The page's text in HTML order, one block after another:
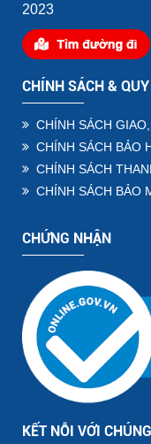
2023
CHÍNH SÁCH &
CHÍNH SÁCH
CHÍNH SÁCH BẢO
CHÍNH SÁCH
CHÍNH SÁCH BẢO
CHỨNG NHẬN
KẾT NỖI VỚI